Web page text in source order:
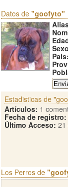
Datos de "goofyto"
Pais:
Estadisticas de
Artículos: 1
Fecha de registro:
Último Acceso: 21
Los Perros de